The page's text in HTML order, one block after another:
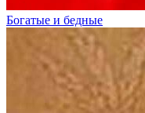
Богатые и бедные